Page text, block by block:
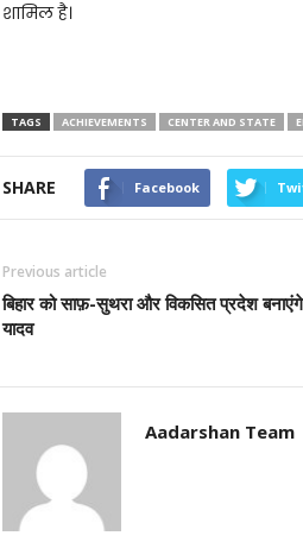
शामिल है।
TAGS ACHIEVEMENTS CENTER AND STATE
SHARE Facebook
Previous article
बिहार को साफ़-सुथरा और विकसित प्रदेश
यादव
Aadarshan Team